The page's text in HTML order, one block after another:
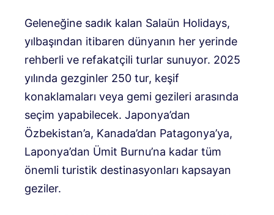
Geleneğine sadık kalan Salaün Holidays,
yılbaşından itibaren dünyanın her yerinde
rehberli ve refakatçili turlar sunuyor. 2025
yılında gezginler 250 tur, keşif
konaklamaları veya gemi gezileri arasında
seçim yapabilecek. Japonya’dan
Özbekistan’a, Kanada’dan Patagonya’ya,
Laponya’dan Ümit Burnu’na kadar tüm
önemli turistik destinasyonları kapsayan
geziler.